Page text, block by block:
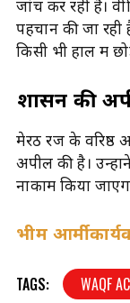
जांच कर रही है।
पहचान की जा रही
किसी भी हाल में
प्रशासन की
मेरठ रेंज के वरिष्ठ
अपील की है।
नाकाम किया
भीम आर्मी
TAGS: WAQF